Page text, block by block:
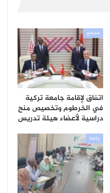
مجتمع
اتفاق لإقامة جامعة تركية
في الخرطوم وتخصيص منح
دراسية لأعضاء هيئة تدريس
رياضة